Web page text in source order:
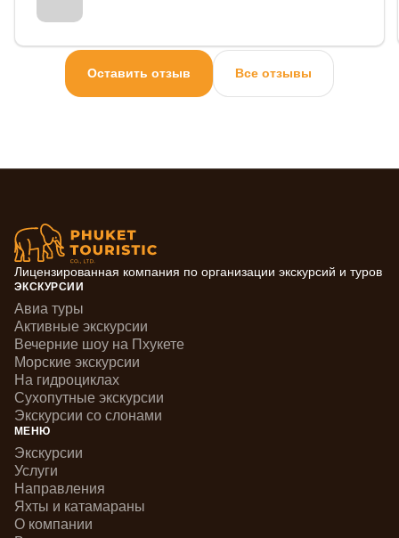
Оставить отзыв Все отзывы
Лицензированная компания по организации экскурсий и туров
ЭКСКУРСИИ
Авиа туры
Активные экскурсии
Вечерние шоу на Пхукете
Морские экскурсии
На гидроциклах
Сухопутные экскурсии
Экскурсии со слонами
МЕНЮ
Экскурсии
Услуги
Направления
Яхты и катамараны
О компании